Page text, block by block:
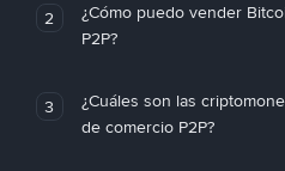
2
¿Cómo puedo vender
P2P?
3
¿Cuáles son las
de comercio P2P?